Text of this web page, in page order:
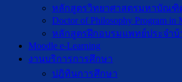
หลักสูตรวิทยาศาสตรมหาบัณฑิ
Doctor of Philosophy Program in
หลักสูตรฝึกอบรมแพทย์ประจำ
Moodle e-Learning
งานบริการการศึกษา
ปฎิทินการศึกษา